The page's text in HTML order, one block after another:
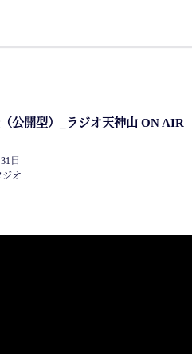
公開型）_ラジオ天神山 ON AIR
日
ジオ